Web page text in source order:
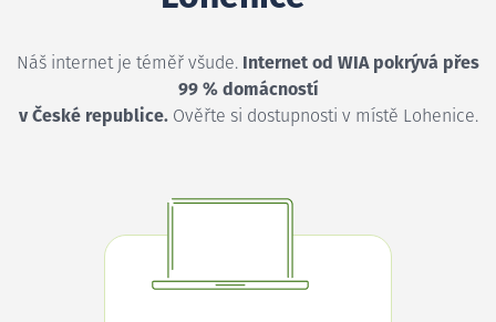
Náš internet je téměř všude. Internet od WIA pokrývá přes
99 % domácností
v České republice.Ověřte si dostupnosti v místě Lohenice.